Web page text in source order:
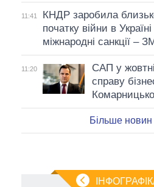
11:41
КНДР заробила
початку війни в
міжнародні санкції –
11:20
САП у
справу
Більше новин